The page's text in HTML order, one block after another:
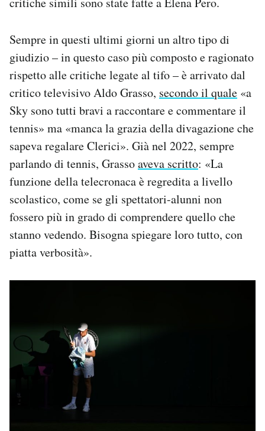
Sempre in questi ultimi giorni un altro tipo di
giudizio – in questo caso più composto e ragionato
rispetto alle critiche legate al tifo – è arrivato dal
critico televisivo Aldo Grasso, secondo il quale «a
Sky sono tutti bravi a raccontare e commentare il
tennis» ma «manca la grazia della divagazione che
sapeva regalare Clerici». Già nel 2022, sempre
parlando di tennis, Grassoaveva scritto: «La
funzione della telecronaca è regredita a livello
scolastico, come se gli spettatori-alunni non
fossero più in grado di comprendere quello che
stanno vedendo. Bisogna spiegare loro tutto, con
piatta verbosità».